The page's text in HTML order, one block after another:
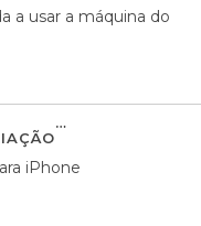
a usar a máquina do
iPhone